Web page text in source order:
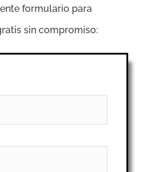
formulario para
sin compromiso: